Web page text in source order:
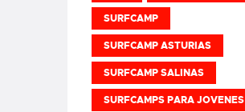
SURFCAMP
SURFCAMP ASTURIAS
SURFCAMP SALINAS
SURFCAMPS PARA JOVENES